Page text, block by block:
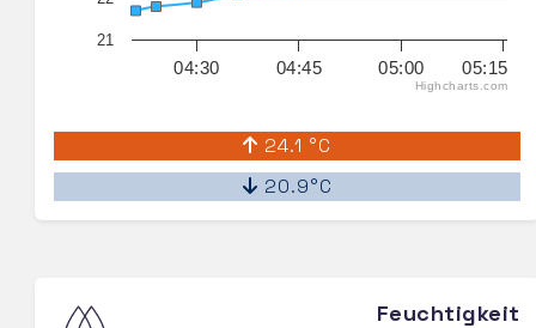
04:30 04:45 05:00 05:15
21
Highcharts.com
24.1 °C
20.9°C
Feuchtigkeit